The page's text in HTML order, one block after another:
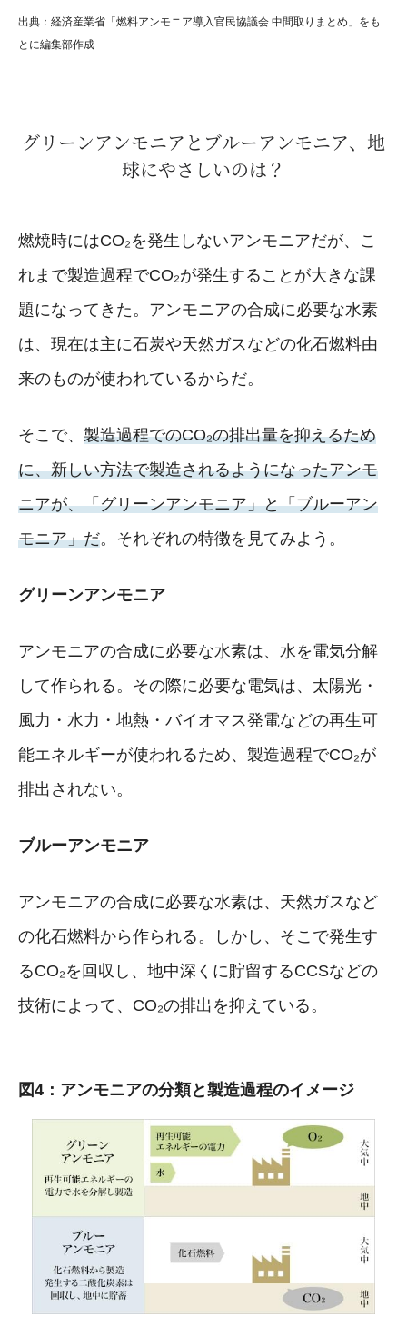
出典：経済産業省「燃料アンモニア導入官民協議会 中間取りまとめ」をも
とに編集部作成
グリーンアンモニアとブルーアンモニア、地
球にやさしいのは？
燃焼時にはCO₂を発生しないアンモニアだが、こ
れまで製造過程でCO₂が発生することが大きな課
題になってきた。アンモニアの合成に必要な水素
は、現在は主に石炭や天然ガスなどの化石燃料由
来のものが使われているからだ。
そこで、 製造過程でのCO₂の排出量を抑えるため
に、新しい方法で製造されるようになったアンモ
ニアが、「グリーンアンモニア」と「ブルーアン
モニア」だ。それぞれの特徴を見てみよう。
グリーンアンモニア
アンモニアの合成に必要な水素は、水を電気分解
して作られる。その際に必要な電気は、太陽光・
風力・水力・地熱・バイオマス発電などの再生可
能エネルギーが使われるため、製造過程でCO₂が
排出されない。
ブルーアンモニア
アンモニアの合成に必要な水素は、天然ガスなど
の化石燃料から作られる。しかし、そこで発生す
るCO₂を回収し、地中深くに貯留するCCSなどの
技術によって、CO₂の排出を抑えている。
図4：アンモニアの分類と製造過程のイメージ